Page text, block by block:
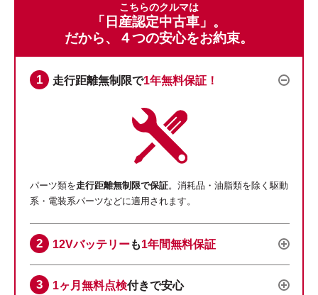
こちらのクルマは
「日産認定中古車」。
だから、４つの安心をお約束。
走行距離無制限で1年無料保証！
パーツ類を走行距離無制限で保証。消耗品・油脂類を除く駆動
系・電装系パーツなどに適用されます。
12Vバッテリーも1年間無料保証
1ヶ月無料点検付きで安心